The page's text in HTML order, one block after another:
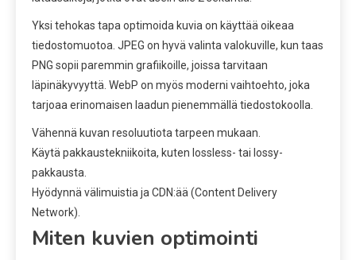
Yksi tehokas tapa optimoida kuvia on käyttää oikeaa
tiedostomuotoa. JPEG on hyvä valinta valokuville, kun taas
PNG sopii paremmin grafiikoille, joissa tarvitaan
läpinäkyvyyttä. WebP on myös moderni vaihtoehto, joka
tarjoaa erinomaisen laadun pienemmällä tiedostokoolla.
Vähennä kuvan resoluutiota tarpeen mukaan.
Käytä pakkaustekniikoita, kuten lossless- tai lossy-
pakkausta.
Hyödynnä välimuistia ja CDN:ää (Content Delivery
Network).
Miten kuvien optimointi